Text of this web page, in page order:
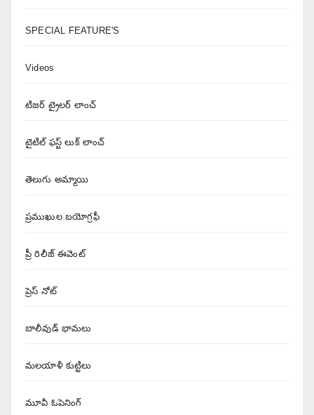
SPECIAL FEATURE'S
Videos
టిజర్ ట్రైలర్ లాంచ్
టైటిల్ ఫస్ట్ లుక్ లాంచ్
తెలుగు అమ్మాయి
ప్రముఖుల బయోగ్రఫీ
ప్రీ రిలీజ్ ఈవెంట్
ప్రెస్ నోట్
బాలీవుడ్ భామలు
మలయాళీ కుట్టిలు
మూవీ ఓపెనింగ్